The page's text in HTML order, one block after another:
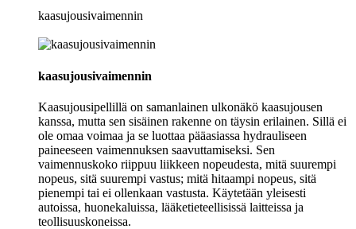
kaasujousivaimennin
kaasujousivaimennin
Kaasujousipellillä on samanlainen ulkonäkö kaasujousen
kanssa, mutta sen sisäinen rakenne on täysin erilainen. Sillä ei
ole omaa voimaa ja se luottaa pääasiassa hydrauliseen
paineeseen vaimennuksen saavuttamiseksi. Sen
vaimennuskoko riippuu liikkeen nopeudesta, mitä suurempi
nopeus, sitä suurempi vastus; mitä hitaampi nopeus, sitä
pienempi tai ei ollenkaan vastusta. Käytetään yleisesti
autoissa, huonekaluissa, lääketieteellisissä laitteissa ja
teollisuuskoneissa.